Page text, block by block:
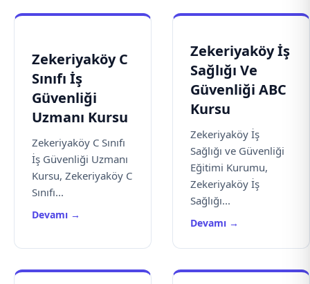
Zekeriyaköy C
Sınıfı İş
Güvenliği
Uzmanı Kursu
Zekeriyaköy C Sınıfı
İş Güvenliği Uzmanı
Kursu, Zekeriyaköy C
Sınıfı...
Devamı →
Zekeriyaköy İş
Sağlığı Ve
Güvenliği ABC
Kursu
Zekeriyaköy İş
Sağlığı ve Güvenliği
Eğitimi Kurumu,
Zekeriyaköy İş
Sağlığı...
Devamı →